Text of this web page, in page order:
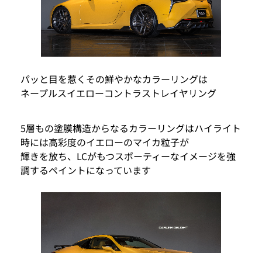
パッと目を惹くその鮮やかなカラーリングは
ネープルスイエローコントラストレイヤリング
5層もの塗膜構造からなるカラーリングはハイライト
時には高彩度のイエローのマイカ粒子が
輝きを放ち、LCがもつスポーティーなイメージを強
調するペイントになっています